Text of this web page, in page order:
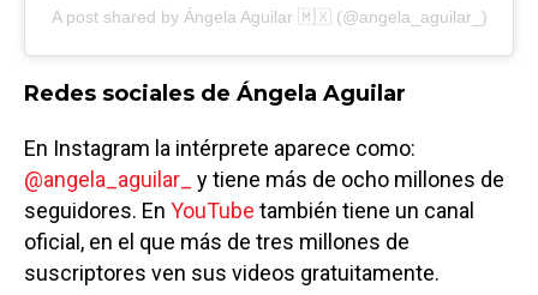
A post shared by Ángela Aguilar 🇲🇽 (@angela_aguilar_)
Redes sociales de Ángela Aguilar
En Instagram la intérprete aparece como:
@angela_aguilar_
y tiene más de ocho millones de
seguidores. En YouTube también tiene un canal
oficial, en el que más de tres millones de
suscriptores ven sus videos gratuitamente.